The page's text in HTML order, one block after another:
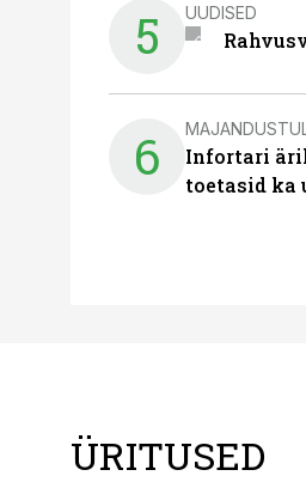
5 UUDISED
6
Infortari
toetasid ka
ÜRITUSED